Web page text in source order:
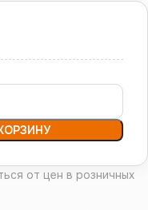
от цен в розничных